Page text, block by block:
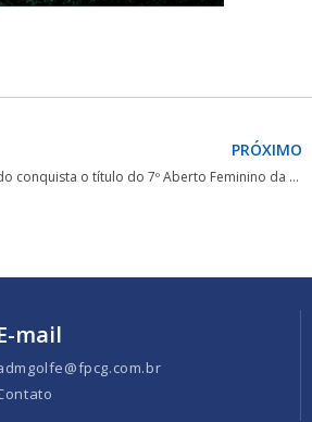
PRÓXIMO
Roberta Comodo conquista o título do 7º Aberto Feminino da FPCG no Porto Belo Golf
mail